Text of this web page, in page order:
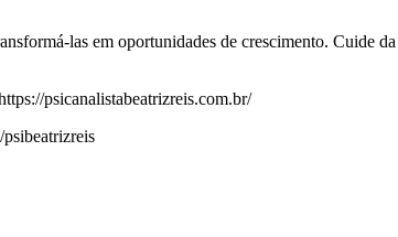
las em oportunidades de crescimento. Cuide
psicanalistabeatrizreis.com.br/